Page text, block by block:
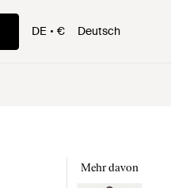
DE € Deutsch
Mehr davon